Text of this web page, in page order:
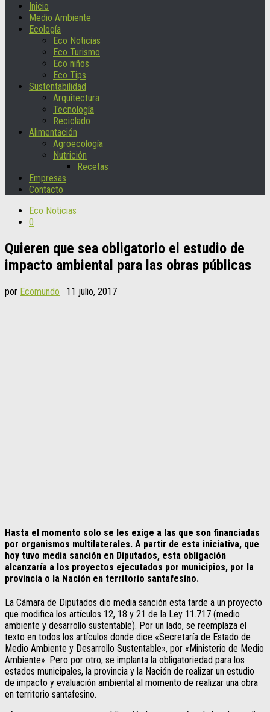
Inicio
Medio Ambiente
Ecología
Eco Noticias
Eco Turismo
Eco niños
Eco Tips
Sustentabilidad
Arquitectura
Tecnología
Reciclado
Alimentación
Agroecología
Nutrición
Recetas
Empresas
Contacto
Eco Noticias
0
Quieren que sea obligatorio el estudio de
impacto ambiental para las obras públicas
por Ecomundo · 11 julio, 2017
Hasta el momento solo se les exige a las que son financiadas
por organismos multilaterales. A partir de esta iniciativa, que
hoy tuvo media sanción en Diputados, esta obligación
alcanzaría a los proyectos ejecutados por municipios, por la
provincia o la Nación en territorio santafesino.
La Cámara de Diputados dio media sanción esta tarde a un proyecto
que modifica los artículos 12, 18 y 21 de la Ley 11.717 (medio
ambiente y desarrollo sustentable). Por un lado, se reemplaza el
texto en todos los artículos donde dice «Secretaría de Estado de
Medio Ambiente y Desarrollo Sustentable», por «Ministerio de Medio
Ambiente». Pero por otro, se implanta la obligatoriedad para los
estados municipales, la provincia y la Nación de realizar un estudio
de impacto y evaluación ambiental al momento de realizar una obra
en territorio santafesino.